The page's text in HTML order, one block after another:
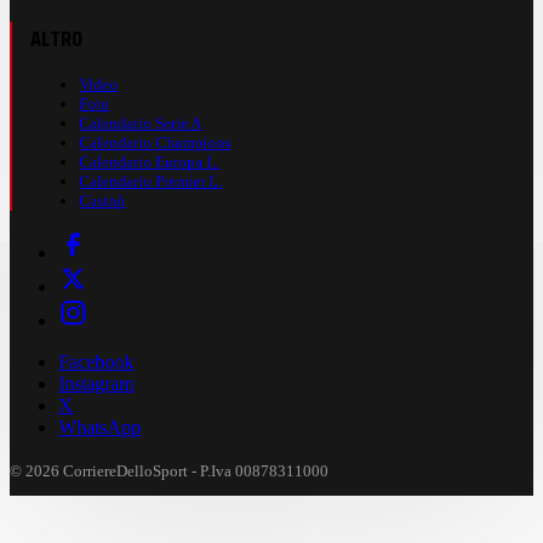
Video
Foto
Calendario Serie A
Calendario Champions
Calendario Europa L.
Calendario Premier L.
Casinò
Facebook
Instagram
X
WhatsApp
© 2026 CorriereDelloSport - P.Iva 00878311000